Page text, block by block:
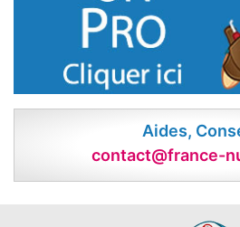
Aides,
contact@france-